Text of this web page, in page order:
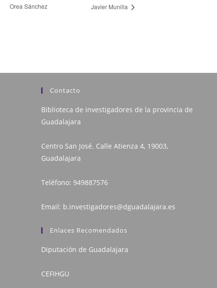
Orea Sánchez
Javier Munilla
Contacto
Biblioteca de investigadores de la provincia de
Guadalajara
Centro San José. Calle Atienza 4, 19003,
Guadalajara
Teléfono: 949887576
Email: b.investigadores@dguadalajara.es
Enlaces Recomendados
Diputación de Guadalajara
CEFIHGU